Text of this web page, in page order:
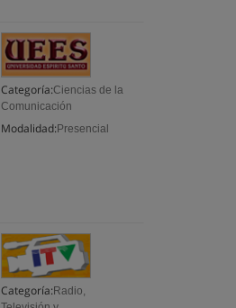
Categoría:Ciencias de la
Comunicación
Modalidad: Presencial
Categoría: Radio,